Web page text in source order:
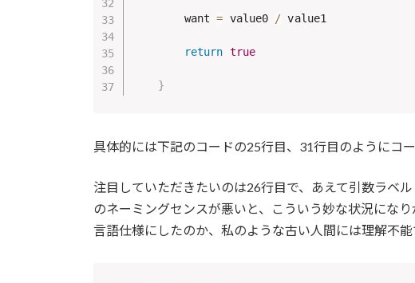
        want
= value0 / value1
return true
}
具体的には下記のコードの25行目、31行目のようにコー
注目していただきたいのは26行目で、あえて引数ラベ
のネーミングセンスが悪いと、こういう妙な状況にな
言語仕様にしたのか、私のような古い人間には理解不